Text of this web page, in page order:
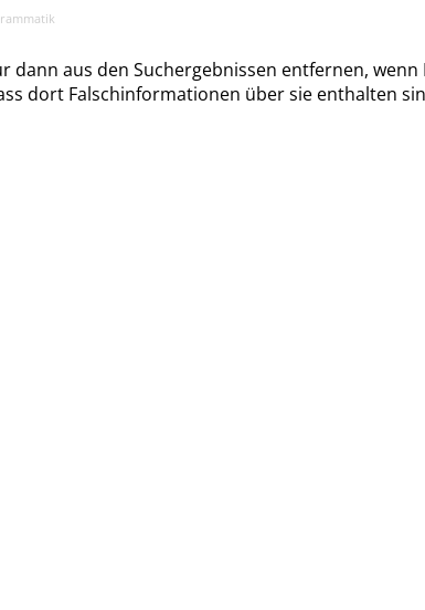
dann aus den Suchergebnissen entfernen,
dort Falschinformationen über sie enthalten